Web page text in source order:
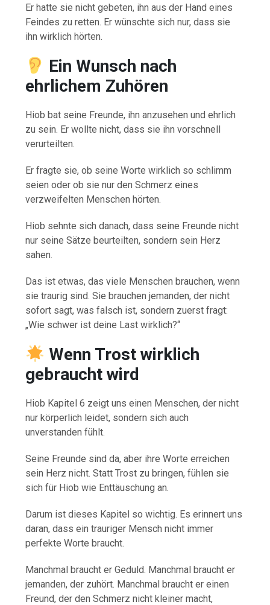
Er hatte sie nicht gebeten, ihn aus der Hand eines
Feindes zu retten. Er wünschte sich nur, dass sie
ihn wirklich hörten.
Ein Wunsch nach
ehrlichem Zuhören
Hiob bat seine Freunde, ihn anzusehen und ehrlich
zu sein. Er wollte nicht, dass sie ihn vorschnell
verurteilten.
Er fragte sie, ob seine Worte wirklich so schlimm
seien oder ob sie nur den Schmerz eines
verzweifelten Menschen hörten.
Hiob sehnte sich danach, dass seine Freunde nicht
nur seine Sätze beurteilten, sondern sein Herz
sahen.
Das ist etwas, das viele Menschen brauchen, wenn
sie traurig sind. Sie brauchen jemanden, der nicht
sofort sagt, was falsch ist, sondern zuerst fragt:
„Wie schwer ist deine Last wirklich?“
Wenn Trost wirklich
gebraucht wird
Hiob Kapitel 6 zeigt uns einen Menschen, der nicht
nur körperlich leidet, sondern sich auch
unverstanden fühlt.
Seine Freunde sind da, aber ihre Worte erreichen
sein Herz nicht. Statt Trost zu bringen, fühlen sie
sich für Hiob wie Enttäuschung an.
Darum ist dieses Kapitel so wichtig. Es erinnert uns
daran, dass ein trauriger Mensch nicht immer
perfekte Worte braucht.
Manchmal braucht er Geduld. Manchmal braucht er
jemanden, der zuhört. Manchmal braucht er einen
Freund, der den Schmerz nicht kleiner macht,